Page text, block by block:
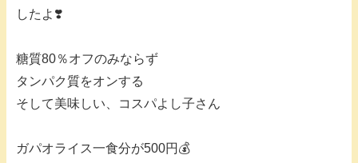
したよ❣️
糖質80％オフのみならず
タンパク質をオンする
そして美味しい、コスパよし子さん
ガパオライス一食分が500円💰